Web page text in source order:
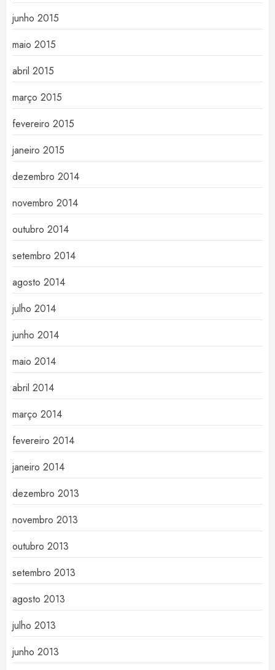
junho 2015
maio 2015
abril 2015
março 2015
fevereiro 2015
janeiro 2015
dezembro 2014
novembro 2014
outubro 2014
setembro 2014
agosto 2014
julho 2014
junho 2014
maio 2014
abril 2014
março 2014
fevereiro 2014
janeiro 2014
dezembro 2013
novembro 2013
outubro 2013
setembro 2013
agosto 2013
julho 2013
junho 2013